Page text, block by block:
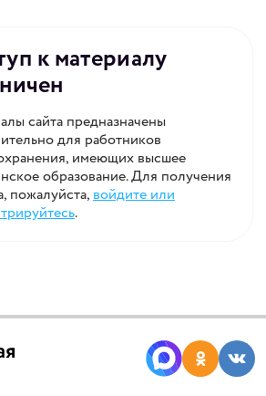
к материалу
сайта предназначены
для работников
имеющих высшее
образование. Для получения
пожалуйста,войдите или
.